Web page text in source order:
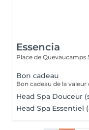
Essencia
Place de Quevaucamps
Bon cadeau
Head Spa Douceur
Head Spa Essentiel